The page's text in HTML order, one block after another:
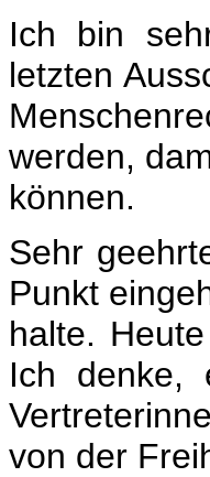
Ich bin
letzten
werden,
können.
Sehr
Punkt
halte.
Ich denke,
von der